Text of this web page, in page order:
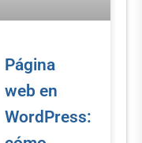
Página
web en
WordPress: